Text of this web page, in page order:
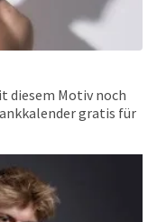
diesem Motiv noch
gratis für